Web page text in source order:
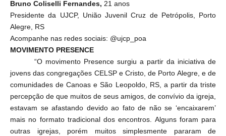
Bruno Coliselli Fernandes, 21 anos
Presidente da UJCP, União Juvenil Cruz de Petrópolis, Porto
Alegre, RS
Acompanhe nas redes sociais: @ujcp_poa
MOVIMENTO PRESENCE
“O movimento Presence surgiu a partir da iniciativa de
jovens das congregações CELSP e Cristo, de Porto Alegre, e de
comunidades de Canoas e São Leopoldo, RS, a partir da triste
percepção de que muitos de seus amigos, de convívio da igreja,
estavam se afastando devido ao fato de não se ‘encaixarem’
mais no formato tradicional dos encontros. Alguns foram para
outras igrejas, porém muitos simplesmente pararam de